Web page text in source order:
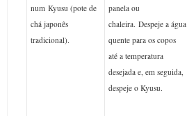
num Kyusu (pote de
chá japonês
tradicional).
panela ou
chaleira. Despeje a água
quente para os copos
até a temperatura
desejada e, em seguida,
despeje o Kyusu.